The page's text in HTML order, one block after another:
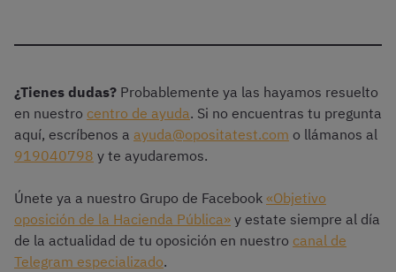
¿Tienes dudas? Probablemente ya las hayamos resuelto
en nuestro centro de ayuda. Si no encuentras tu pregunta
aquí, escríbenos a ayuda@opositatest.com o llámanos al
919040798 y te ayudaremos.
Únete ya a nuestro Grupo de Facebook «Objetivo
oposición de la Hacienda Pública» y estate siempre al día
de la actualidad de tu oposición en nuestro canal de
Telegram especializado.